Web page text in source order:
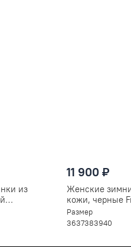
из
11 900 ₽
Женские
кожи, черные
Размер
3637383940